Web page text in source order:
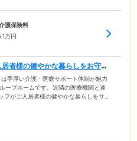
護保険料
万円
者様の健やかな暮らしをお守り
手厚い介護・医療サポート体制が魅力
ープホームです。近隣の医療機関と連
がご入居者様の健やかな暮らしをサポ
急時のご対応まで、誠心誠意ご対応さ
ナルケアもお任せいただけますので、